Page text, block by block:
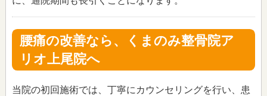
腰痛の改善なら、くまのみ整骨院ア
リオ上尾院へ
当院の初回施術では、丁寧にカウンセリングを行い、患